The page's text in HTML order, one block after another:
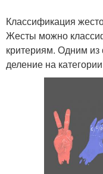
Классификация
Жесты можно
критериям. Одним
деление на